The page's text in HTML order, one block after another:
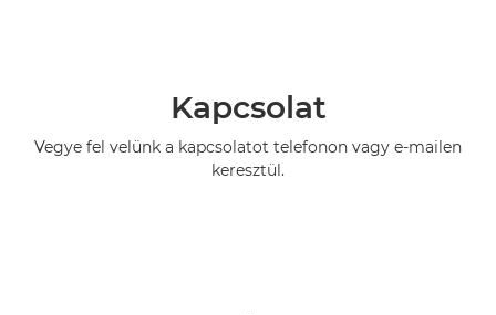
Kapcsolat
Vegye fel velünk a kapcsolatot telefonon vagy e-mailen
keresztül.